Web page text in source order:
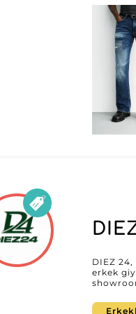
da
bayiler,
bir iş
DIEZ
erkek